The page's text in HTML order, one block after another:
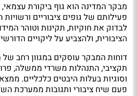
מבקר המדינה הוא גוף ביקורת
פעילותם של גופים ציבוריים
לבדוק את חוקיות, תקינות וטוהר
הציבורית, ולהצביע על ליקויים
דוחות המבקר עוסקים במגוון רחב של
תקציבי, התנהלות משרדי ממשלה,
וסוגיות בעלות היבטים כלכליים.
פעם שיח ציבורי ותגובות ממערכת